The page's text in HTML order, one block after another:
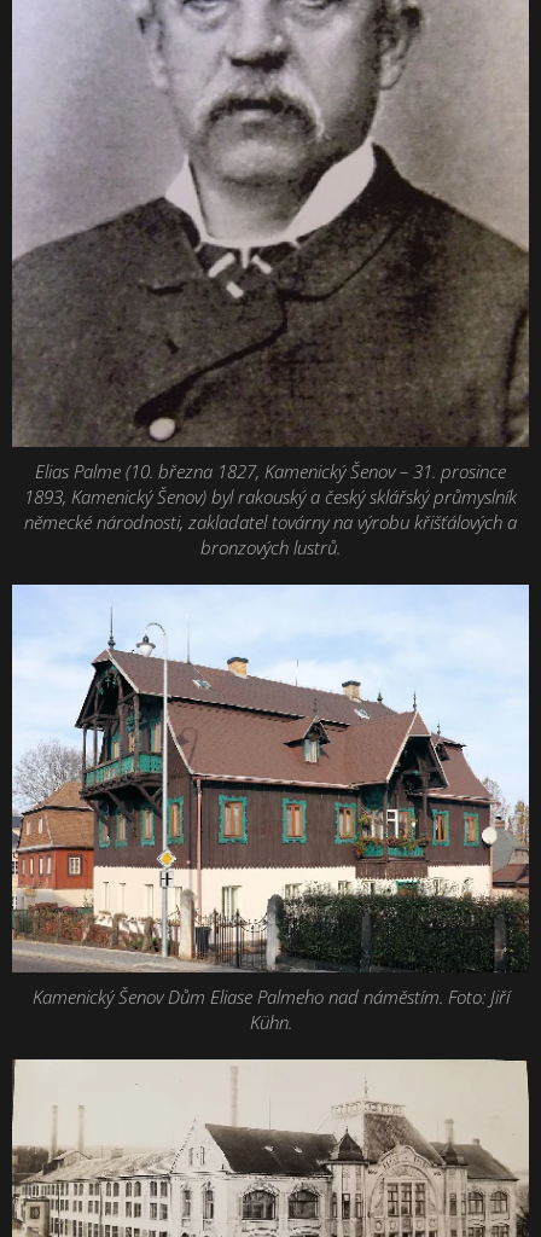
Elias Palme (10. března 1827, Kamenický Šenov – 31. prosince
1893, Kamenický Šenov) byl rakouský a český sklářský průmyslník
německé národnosti, zakladatel továrny na výrobu křišťálových a
bronzových lustrů.
Kamenický Šenov Dům Eliase Palmeho nad náměstím. Foto: Jiří
Kühn.